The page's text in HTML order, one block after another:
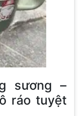
sương –
ráo tuyệt